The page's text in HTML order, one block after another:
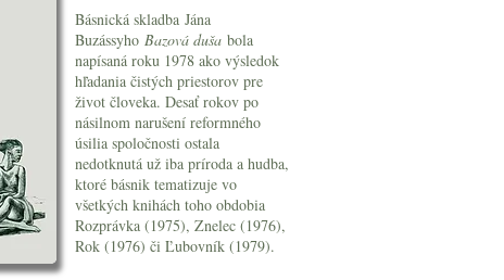
Básnická skladba Jána
Buzássyho Bazová duša bola
napísaná roku 1978 ako výsledok
hľadania čistých priestorov pre
život človeka. Desať rokov po
násilnom narušení reformného
úsilia spoločnosti ostala
nedotknutá už iba príroda a hudba,
ktoré básnik tematizuje vo
všetkých knihách toho obdobia
Rozprávka (1975), Znelec (1976),
Rok (1976) či Ľubovník (1979).